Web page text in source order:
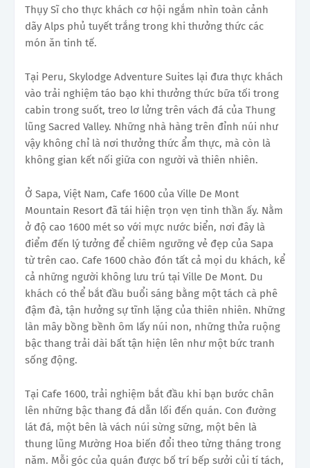
Thụy Sĩ cho thực khách cơ hội ngắm nhìn toàn cảnh
dãy Alps phủ tuyết trắng trong khi thưởng thức các
món ăn tinh tế.
Tại Peru, Skylodge Adventure Suites lại đưa thực khách
vào trải nghiệm táo bạo khi thưởng thức bữa tối trong
cabin trong suốt, treo lơ lửng trên vách đá của Thung
lũng Sacred Valley. Những nhà hàng trên đỉnh núi như
vậy không chỉ là nơi thưởng thức ẩm thực, mà còn là
không gian kết nối giữa con người và thiên nhiên.
Ở Sapa, Việt Nam, Cafe 1600 của Ville De Mont
Mountain Resort đã tái hiện trọn vẹn tinh thần ấy. Nằm
ở độ cao 1600 mét so với mực nước biển, nơi đây là
điểm đến lý tưởng để chiêm ngưỡng vẻ đẹp của Sapa
từ trên cao. Cafe 1600 chào đón tất cả mọi du khách, kể
cả những người không lưu trú tại Ville De Mont. Du
khách có thể bắt đầu buổi sáng bằng một tách cà phê
đậm đà, tận hưởng sự tĩnh lặng của thiên nhiên. Những
làn mây bồng bềnh ôm lấy núi non, những thửa ruộng
bậc thang trải dài bất tận hiện lên như một bức tranh
sống động.
Tại Cafe 1600, trải nghiệm bắt đầu khi bạn bước chân
lên những bậc thang đá dẫn lối đến quán. Con đường
lát đá, một bên là vách núi sừng sững, một bên là
thung lũng Mường Hoa biến đổi theo từng tháng trong
năm. Mỗi góc của quán được bố trí bếp sưởi củi tí tách,